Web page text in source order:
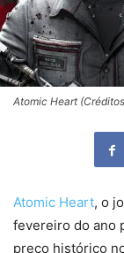
Atomic Heart
Atomic Heart, o
fevereiro do ano
preço histórico